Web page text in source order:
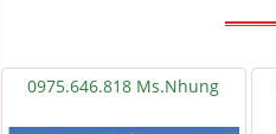
0975.646.818 Ms.Nhung